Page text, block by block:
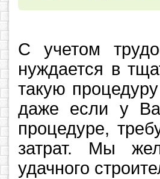
С учетом
нуждается в
такую
даже если у
процедуре,
затрат. Мы
удачного